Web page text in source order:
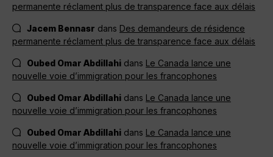
permanente réclament plus de transparence face aux délais
Jacem Bennasr dans Des demandeurs de résidence
permanente réclament plus de transparence face aux délais
Oubed Omar Abdillahi dans Le Canada lance une
nouvelle voie d’immigration pour les francophones
Oubed Omar Abdillahi dans Le Canada lance une
nouvelle voie d’immigration pour les francophones
Oubed Omar Abdillahi dans Le Canada lance une
nouvelle voie d’immigration pour les francophones